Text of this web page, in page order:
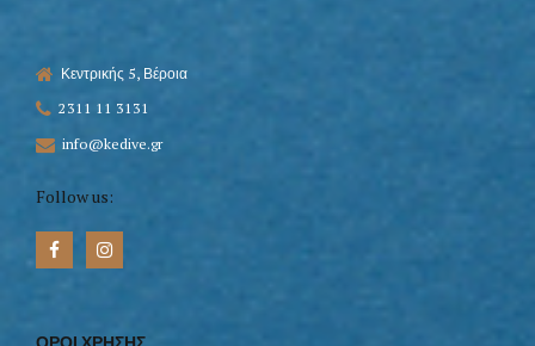
Κεντρικής 5, Βέροια
2311 11 3131
info@kedive.gr
Follow us: